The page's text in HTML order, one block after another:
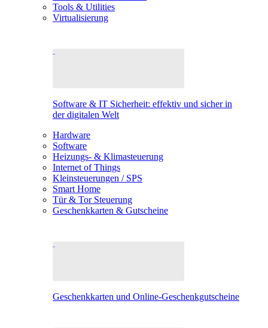
Tools & Utilities
Virtualisierung
Software & IT Sicherheit: effektiv und sicher in
der digitalen Welt
Hardware
Software
Heizungs- & Klimasteuerung
Internet of Things
Kleinsteuerungen / SPS
Smart Home
Tür & Tor Steuerung
Geschenkkarten & Gutscheine
Geschenkkarten und Online-Geschenkgutscheine